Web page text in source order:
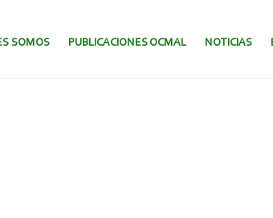
SOMOS PUBLICACIONES OCMAL NOTICIAS